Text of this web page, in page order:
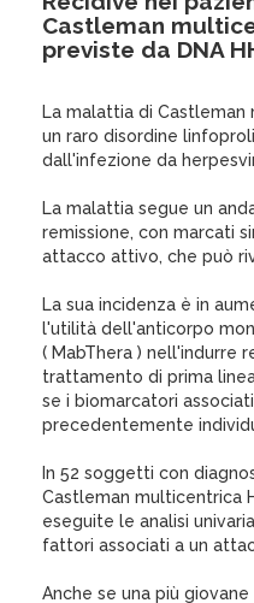
Castleman
previste da DNA
La malattia di Castleman
un raro disordine
dall'infezione da
La malattia segue un
remissione, con marcati
attacco attivo, che può
La sua incidenza è in
l'utilità dell'anticorpo
( MabThera ) nell'indurre
trattamento di prima
se i biomarcatori
precedentemente
In 52 soggetti con
Castleman multicentrica
eseguite le analisi
fattori associati a un
Anche se una più